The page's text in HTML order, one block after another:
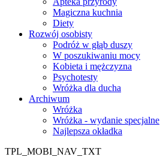
Magiczna kuchnia
Diety
Rozwój osobisty
Podróż w głąb duszy
W poszukiwaniu mocy
Kobieta i mężczyzna
Psychotesty
Wróżka dla ducha
Archiwum
Wróżka
Wróżka - wydanie specjalne
Najlepsza okładka
TPL_MOBI_NAV_TXT